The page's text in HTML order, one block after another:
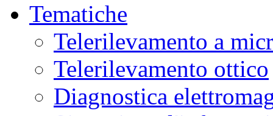
Tematiche
Telerilevamento a
Telerilevamento ottico
Diagnostica